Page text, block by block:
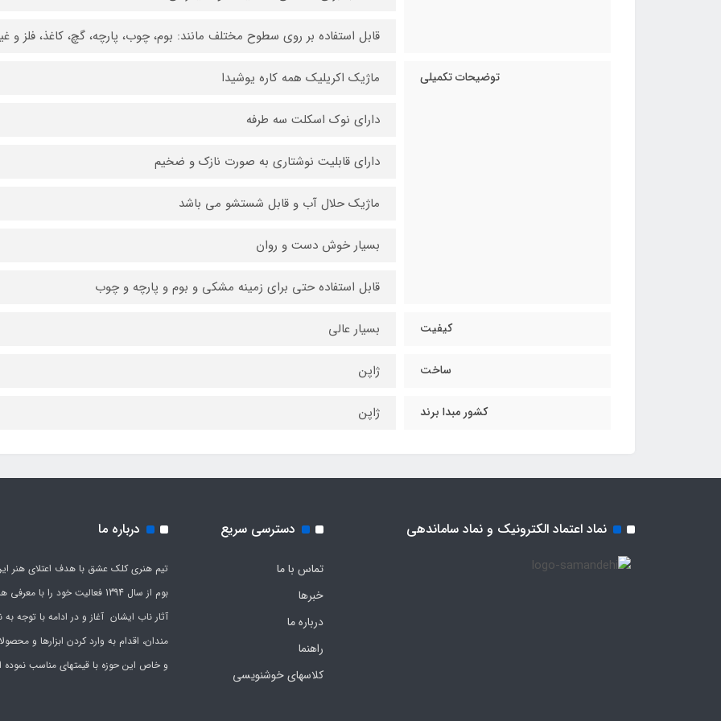
قابل استفاده بر روی سطوح مختلف مانند: بوم، چوب، پارچه، گچ، کاغذ، فلز و
توضیحات تکمیلی ماژیک اکریلیک همه کاره یوشیدا
دارای نوک اسکلت سه طرفه
دارای قابلیت نوشتاری به صورت نازک و ضخیم
ماژیک حلال آب و قابل شستشو می باشد
بسیار خوش دست و روان
قابل استفاده حتی برای زمینه مشکی و بوم و پارچه و چوب
کیفیت بسیار عالی
ساخت ژاپن
کشور مبدا برند ژاپن
نماد اعتماد الکترونیک و نماد ساماندهی دسترسی سریع
تماس با ما
خبرها
درباره ما
راهنما
کلاسهای خوشنویسی
درباره ما
تیم هنری کلک عشق با هدف اعتلای هنر
بوم از سال 1394 فعالیت خود را با
آثار ناب ایشان آغاز و در ادامه با توجه به
مندان، اقدام به وارد کردن ابزارها و
و خاص این حوزه با قیمتهای مناسب